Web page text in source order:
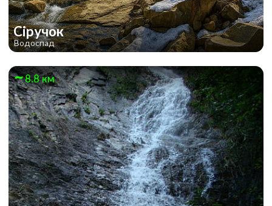
Сіручок
Водоспад
8.8 км